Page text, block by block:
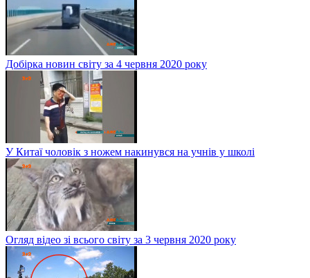
Добірка новин світу за 4 червня 2020 року
У Китаї чоловік з ножем накинувся на учнів у школі
Огляд відео зі всього світу за 3 червня 2020 року